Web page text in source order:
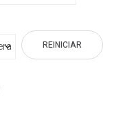
REINICIAR